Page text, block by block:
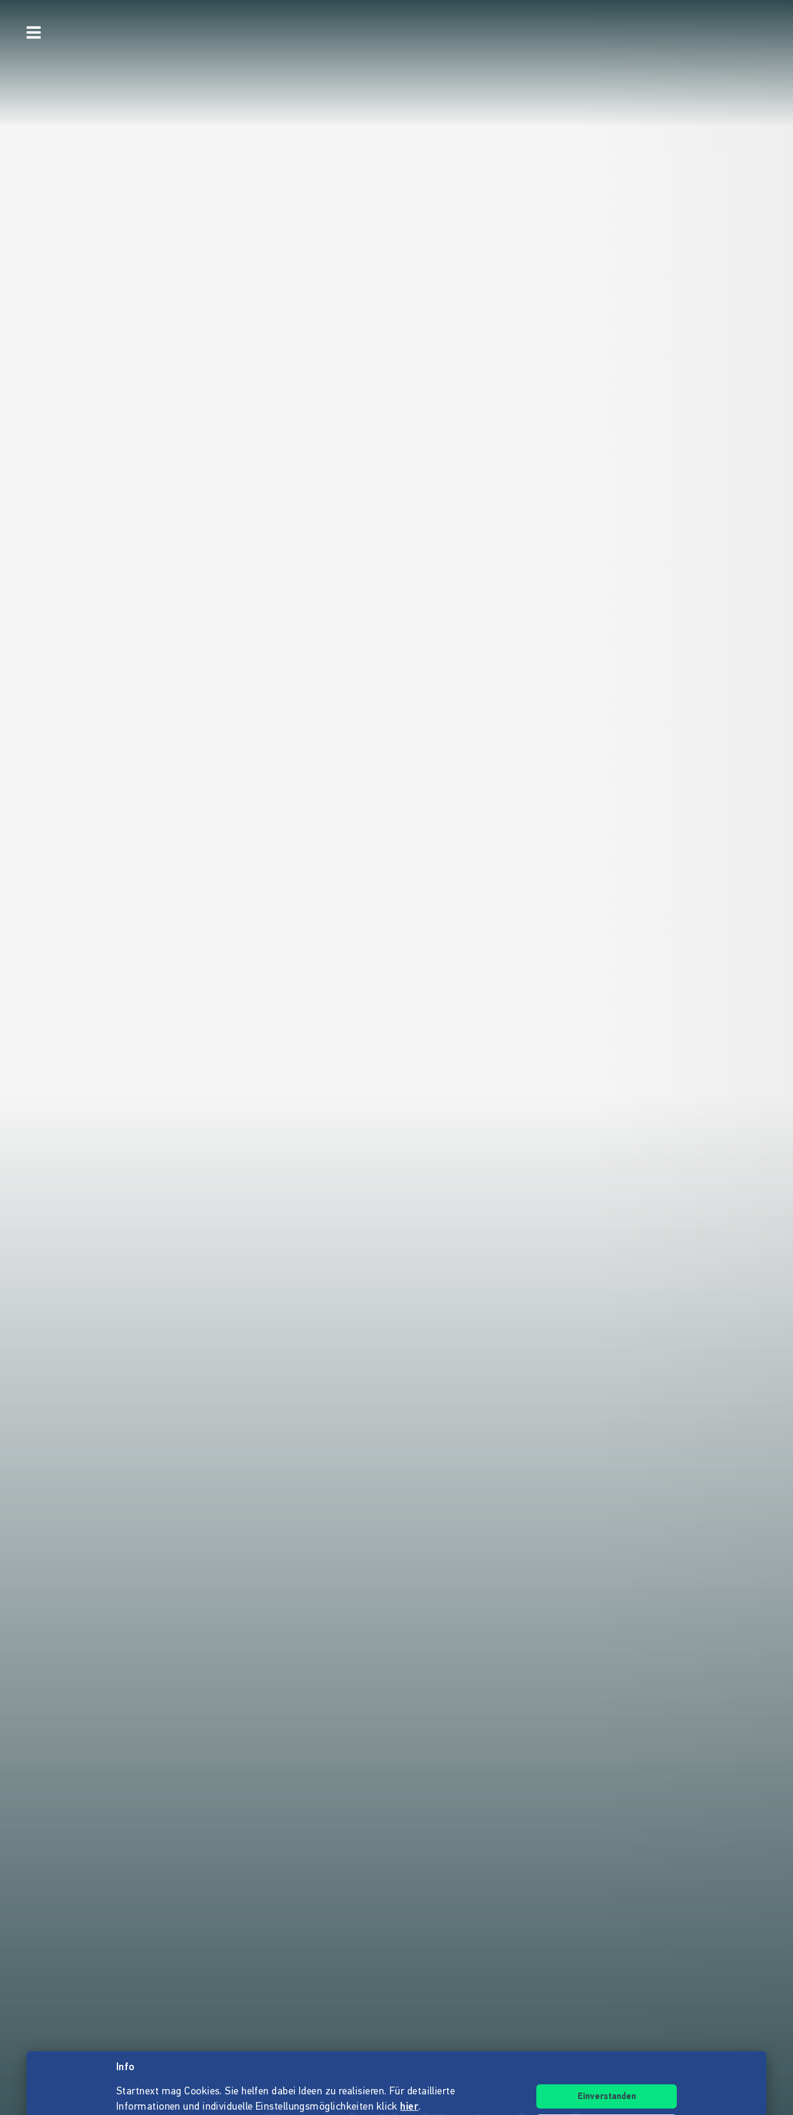
Info
Startnext mag Cookies. Sie helfen dabei Ideen zu realisieren. Für detaillierte
Informationen und individuelle Einstellungsmöglichkeiten klick hier.
Einverstanden